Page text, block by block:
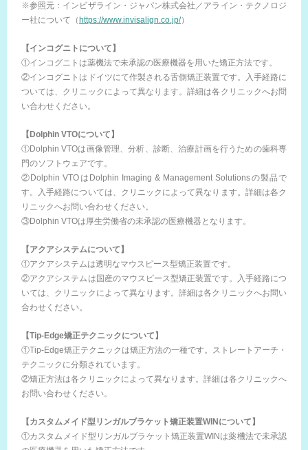
※参照元：インビザライン・ジャパン株式会社／アライン・テクノロジ
ー社について（ https://www.invisalign.co.jp/）
【インコグニトについて】
①インコグニトは薬機法で未承認の医療機器を用いた矯正方法です。
②インコグニトはドイツにて作製される舌側矯正装置です。入手経路に
ついては、クリニックによって異なります。詳細は各クリニックへお問
い合わせください。
【Dolphin VTOについて】
①Dolphin VTOは画像管理、分析、診断、治療計画を行うための歯科専
門のソフトウェアです。
②Dolphin VTOはDolphin Imaging & Management Solutionsの製品で
す。入手経路については、クリニックによって異なります。詳細は各ク
リニックへお問い合わせください。
③Dolphin VTOは厚生労働省の未承認の医療機器となります。
【アクアシステムについて】
①アクアシステムは透明なマウスピース型矯正装置です。
②アクアシステムは国産のマウスピース型矯正装置です。入手経路につ
いては、クリニックによって異なります。詳細は各クリニックへお問い
合わせください。
【Tip-Edge矯正テクニックについて】
①Tip-Edge矯正テクニックは矯正方法の一種です。ストレートアーチ・
テクニックに分類されています。
②矯正方法は各クリニックによって異なります。詳細は各クリニックへ
お問い合わせください。
【カスタムメイド型リンガルブラケット矯正装置WINについて】
①カスタムメイド型リンガルブラケット矯正装置WINは薬機法で未承認